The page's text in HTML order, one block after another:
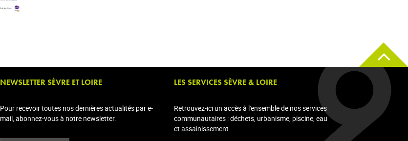
NEWSLETTER SÈVRE ET LOIRE
Pour recevoir toutes nos dernières actualités par e-
mail, abonnez-vous à notre newsletter.
LES SERVICES SÈVRE & LOIRE
Retrouvez-ici un accès à l'ensemble de nos services
communautaires : déchets, urbanisme, piscine, eau
et assainissement...